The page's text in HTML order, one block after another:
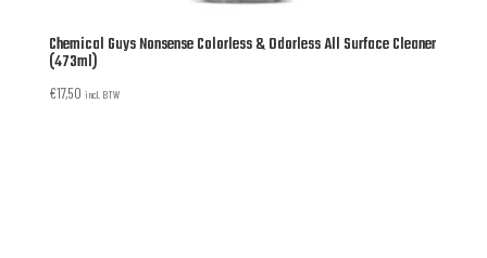
Chemical Guys Nonsense Colorless & Odorless All Surface Cleaner
(473ml)
€17,50 incl. BTW